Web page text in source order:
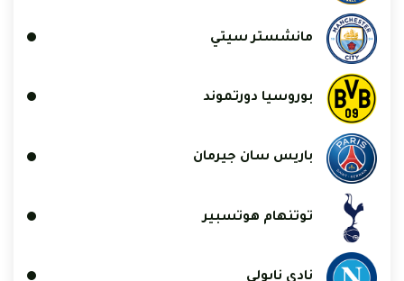
مانشستر سيتي
بوروسيا دورتموند
باريس سان جيرمان
توتنهام هوتسبير
نادي نابولي